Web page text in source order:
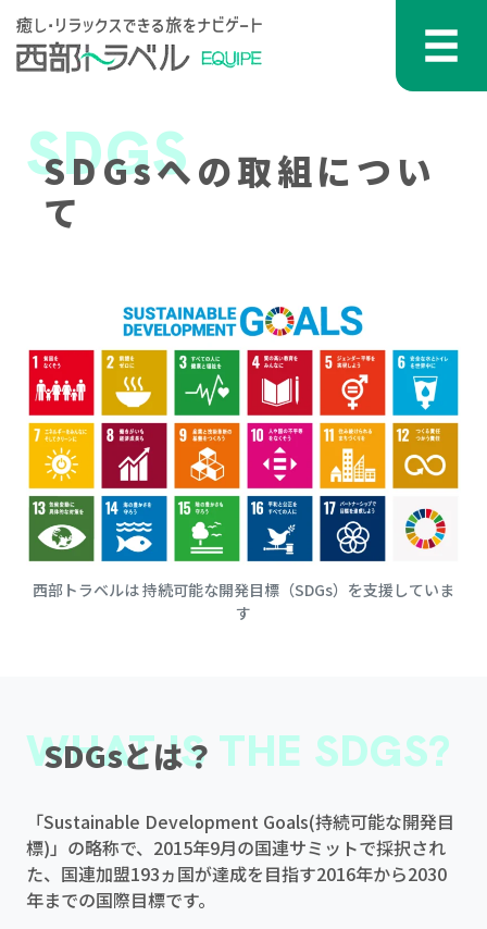
コンテンツへスキップ
メインナビゲーション
SDGS
SDGsへの取組につい
て
西部トラベルは 持続可能な開発目標（SDGs）を支援していま
す
WHAT IS THE SDGS?
SDGsとは？
「Sustainable Development Goals(持続可能な開発目
標)」の略称で、2015年9月の国連サミットで採択され
た、国連加盟193ヵ国が達成を目指す2016年から2030
年までの国際目標です。